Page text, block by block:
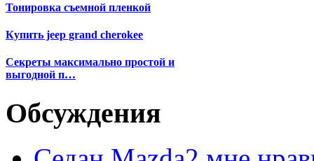
Тонировка съемной пленкой
Купить jeep grand cherokee
Секреты максимально простой и
выгодной п…
Обсуждения